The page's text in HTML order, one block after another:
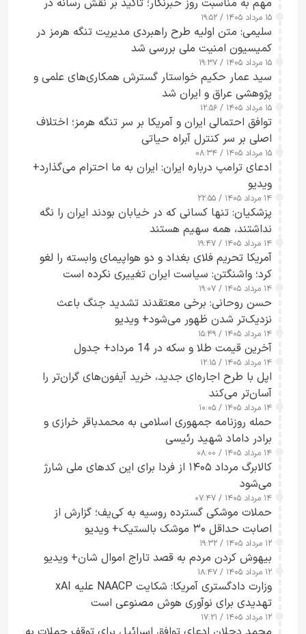
مهم به مناسبت روز خبرنگار؛ تأکید بر نقش رسانه در
تقویت امنیت و اعتماد عمومی
۱۵ مرداد ۱۴۰۵ / ۱۹:۵۲
سلیمی: متن اولیه طرح راهبردی مدیریت تنگه هرمز در
کمیسیون امنیت ملی بررسی شد
۱۵ مرداد ۱۴۰۵ / ۱۹:۳۷
سید عمار حکیم خواستار گسترش همکاری‌های علمی و
پژوهشی عراق و ایران شد
۱۵ مرداد ۱۴۰۵ / ۱۲:۵۶
توافق احتمالی ایران و آمریکا بر سر تنگه هرمز؛ اختلاف
اصلی بر سر کنترل آبراه حیاتی
۱۵ مرداد ۱۴۰۵ / ۰۸:۳۴
ادعای ترامپ درباره ایران: ایران به ما احترام می‌گذارد+
ویدیو
۱۴ مرداد ۱۴۰۵ / ۲۲:۵۵
پزشکیان: تنها کسانی که در خیابان بودند ایران را نگه
نداشتند، همه سهیم هستند
۱۴ مرداد ۱۴۰۵ / ۱۹:۴۷
آمریکا تحریم فلای بغداد و دو هواپیمای وابسته را لغو
کرد؛ واشنگتن: سیاست ایران تغییری نکرده است
۱۴ مرداد ۱۴۰۵ / ۱۹:۰۷
حسن روحانی: برخی معتقدند تشدید جنگ باعث
نزدیک‌تر شدن ظهور می‌شود+ ویدیو
۱۴ مرداد ۱۴۰۵ / ۱۵:۴۹
آخرین قیمت طلا و سکه در 14 مرداد+ جدول
۱۴ مرداد ۱۴۰۵ / ۱۲:۱۵
اپل با طرح اجاره‌ای جدید، خرید آیفون‌های گران‌تر را
آسان‌تر می‌کند
۱۴ مرداد ۱۴۰۵ / ۱۰:۰۵
حمله روزنامه جمهوری اسلامی به محمدباقر خرازی و
برادر داماد شهید رئیسی
۱۴ مرداد ۱۴۰۵ / ۰۸:۰۰
کالابرگ مرداد ۱۴۰۵ از فردا برای این کدهای ملی شارژ
می‌شود
۱۴ مرداد ۱۴۰۵ / ۰۷:۴۷
حملات موشکی گسترده روسیه به کی‌یف؛ گزارش از
اصابت حداقل ۳۰ موشک بالستیک+ ویدیو
۱۲ مرداد ۱۴۰۵ / ۱۹:۳۲
بیهوش کردن مردم به قصد تاراج اموال شان+ ویدیو
۱۲ مرداد ۱۴۰۵ / ۱۸:۴۷
وزارت دادگستری آمریکا: شکایت NAACP علیه xAI
تهدیدی برای نوآوری هوش مصنوعی است
۱۲ مرداد ۱۴۰۵ / ۱۷:۲۱